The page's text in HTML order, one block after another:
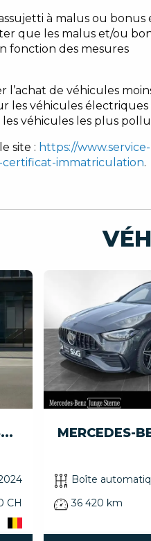
à malus ou bonus
que les malus et/ou
fonction des mesures
l’achat de véhicules
les véhicules électriques
véhicules les plus
site : https://www.service-
immatriculation.
CH
MERCEDES-
Boîte
36 420 km